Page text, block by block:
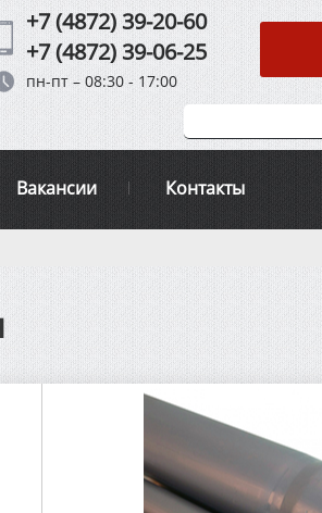
+7 (4872) 39-20-60
+7 (4872) 39-06-25
пн-пт – 08:30 - 17:00
Вакансии Контакты